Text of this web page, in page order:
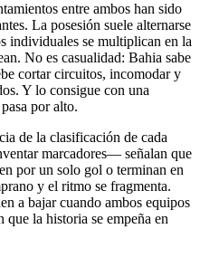
entre ambos han sido
La posesión suele alternarse
individuales se multiplican en la
No es casualidad: Bahia sabe
cortar circuitos, incomodar y
Y lo consigue con una
por alto.
de la clasificación de cada
marcadores— señalan que
por un solo gol o terminan en
y el ritmo se fragmenta.
a bajar cuando ambos equipos
que la historia se empeña en